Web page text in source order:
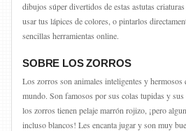
dibujos súper divertidos de estas astutas
usar tus lápices de colores, o pintarlos
sencillas herramientas online.
SOBRE LOS ZORROS
Los zorros son animales inteligentes y hermosos
mundo. Son famosos por sus colas tupidas y
los zorros tienen pelaje marrón rojizo, ¡pero
incluso blancos! Les encanta jugar y son muy